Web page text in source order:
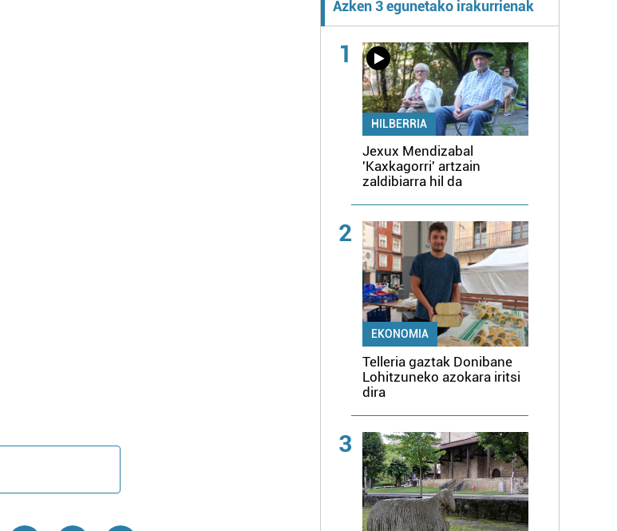
Azken 3 egunetako irakurrienak
1
HILBERRIA
Jexux Mendizabal
'Kaxkagorri' artzain
zaldibiarra hil da
2
EKONOMIA
Telleria gaztak Donibane
Lohitzuneko azokara iritsi
dira
3